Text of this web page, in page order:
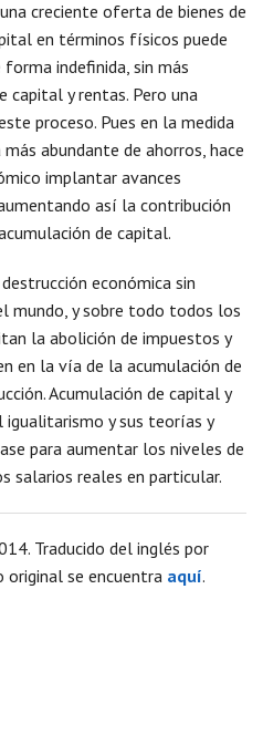
creciente oferta de bienes de
en términos físicos puede
indefinida, sin más
capital y rentas. Pero una
proceso. Pues en la medida
abundante de ahorros, hace
implantar avances
así la contribución
de capital.
económica sin
mundo, y sobre todo todos los
la abolición de impuestos y
en la vía de la acumulación de
Acumulación de capital y
igualitarismo y sus teorías y
para aumentar los niveles de
salarios reales en particular.
Traducido del inglés por
original se encuentra aquí.